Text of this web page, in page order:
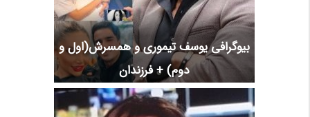
بیوگرافی یوسف تیموری و همسرش(اول و
دوم) + فرزندان